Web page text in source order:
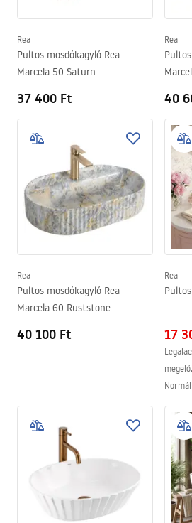
Rea
Pultos mosdókagyló Rea
Marcela 50 Saturn
37 400 Ft
Rea
40
Rea
Pultos mosdókagyló Rea
Marcela 60 Ruststone
40 100 Ft
Rea
17